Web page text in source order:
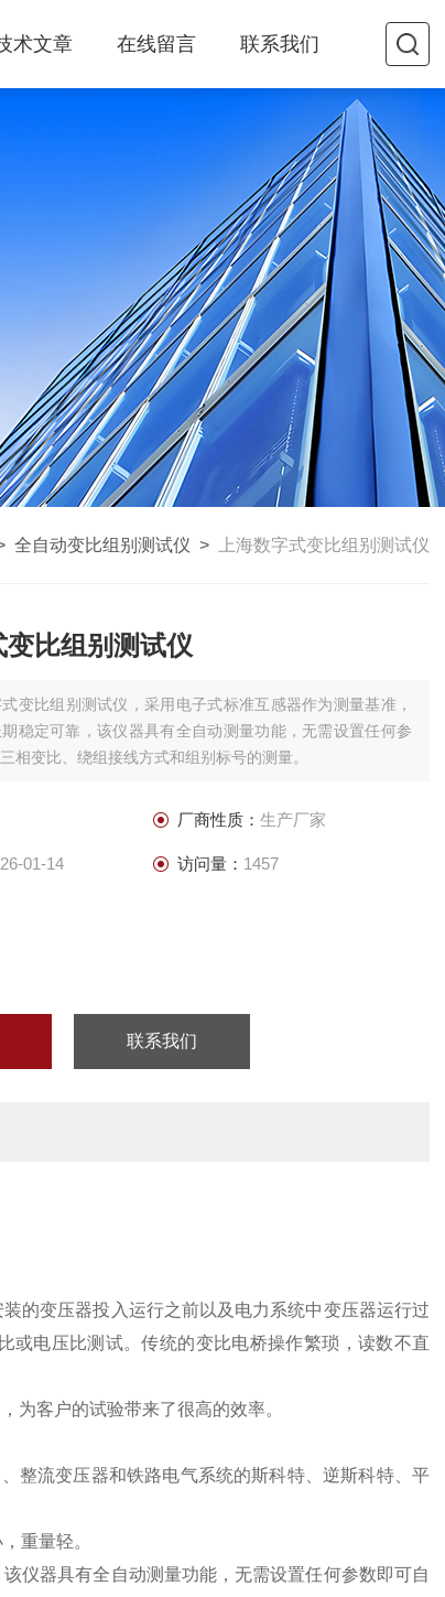
术文章 在线留言 联系我们
全自动变比组别测试仪 > 上海数字式变比组别测试仪
比组别测试仪
式变比组别测试仪，采用电子式标准互感器作为测量基准，
稳定可靠，该仪器具有全自动测量功能，无需设置任何参
相变比、绕组接线方式和组别标号的测量。
厂商性质： 生产厂家
01-14 访问量： 1457
联系我们
的变压器投入运行之前以及电力系统中变压器运行过
或电压比测试。传统的变比电桥操作繁琐，读数不直
为客户的试验带来了很高的效率。
整流变压器和铁路电气系统的斯科特、逆斯科特、平
重量轻。
仪器具有全自动测量功能，无需设置任何参数即可自